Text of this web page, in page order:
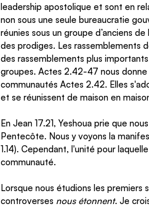
leadership apostolique et sont en
non sous une seule bureaucratie
réunies sous un groupe d’anciens
des prodiges. Les rassemblements
des rassemblements plus
groupes. Actes 2.42-47 nous
communautés Actes 2.42. Elles
et se réunissent de maison en
En Jean 17.21, Yeshoua prie que
Pentecôte. Nous y voyons la
1.14). Cependant, l'unité pour
communauté.
Lorsque nous étudions les premiers
controverses nous étonnent. Je